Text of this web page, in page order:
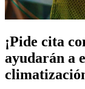
¡Pide cita
ayudarán a